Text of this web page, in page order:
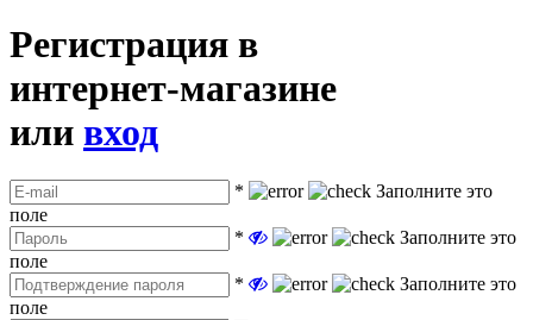
Регистрация в
интернет-магазине
или вход
*
Заполните это
поле
*
Заполните это
поле
*
Заполните это
поле